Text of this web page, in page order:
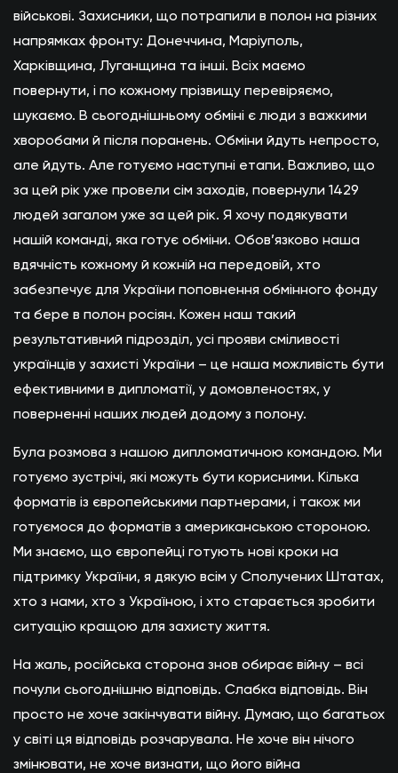
військові. Захисники, що потрапили в полон на різних
напрямках фронту: Донеччина, Маріуполь,
Харківщина, Луганщина та інші. Всіх маємо
повернути, і по кожному прізвищу перевіряємо,
шукаємо. В сьогоднішньому обміні є люди з важкими
хворобами й після поранень. Обміни йдуть непросто,
але йдуть. Але готуємо наступні етапи. Важливо, що
за цей рік уже провели сім заходів, повернули 1429
людей загалом уже за цей рік. Я хочу подякувати
нашій команді, яка готує обміни. Обов’язково наша
вдячність кожному й кожній на передовій, хто
забезпечує для України поповнення обмінного фонду
та бере в полон росіян. Кожен наш такий
результативний підрозділ, усі прояви сміливості
українців у захисті України – це наша можливість бути
ефективними в дипломатії, у домовленостях, у
поверненні наших людей додому з полону.
Була розмова з нашою дипломатичною командою. Ми
готуємо зустрічі, які можуть бути корисними. Кілька
форматів із європейськими партнерами, і також ми
готуємося до форматів з американською стороною.
Ми знаємо, що європейці готують нові кроки на
підтримку України, я дякую всім у Сполучених Штатах,
хто з нами, хто з Україною, і хто старається зробити
ситуацію кращою для захисту життя.
На жаль, російська сторона знов обирає війну – всі
почули сьогоднішню відповідь. Слабка відповідь. Він
просто не хоче закінчувати війну. Думаю, що багатьох
у світі ця відповідь розчарувала. Не хоче він нічого
змінювати, не хоче визнати, що його війна